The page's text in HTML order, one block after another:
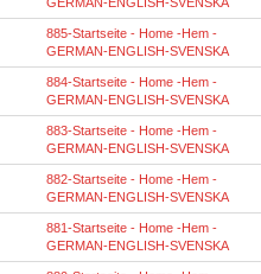
885-Startseite - Home -Hem -
GERMAN-ENGLISH-SVENSKA
884-Startseite - Home -Hem -
GERMAN-ENGLISH-SVENSKA
883-Startseite - Home -Hem -
GERMAN-ENGLISH-SVENSKA
882-Startseite - Home -Hem -
GERMAN-ENGLISH-SVENSKA
881-Startseite - Home -Hem -
GERMAN-ENGLISH-SVENSKA